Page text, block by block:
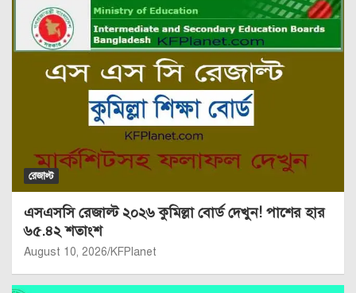
রেজাল্ট
এসএসসি রেজাল্ট ২০২৬ কুমিল্লা বোর্ড দেখুন! পাশের হার
৬৫.৪২ শতাংশ
August 10, 2026 KFPlanet